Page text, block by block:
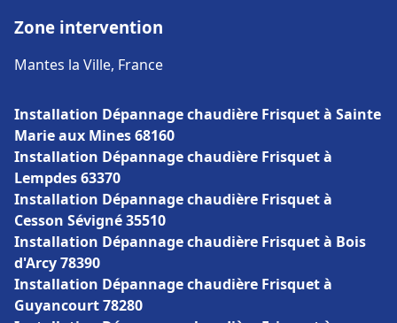
Zone intervention
Mantes la Ville, France
Installation Dépannage chaudière Frisquet à Sainte
Marie aux Mines 68160
Installation Dépannage chaudière Frisquet à
Lempdes 63370
Installation Dépannage chaudière Frisquet à
Cesson Sévigné 35510
Installation Dépannage chaudière Frisquet à Bois
d'Arcy 78390
Installation Dépannage chaudière Frisquet à
Guyancourt 78280